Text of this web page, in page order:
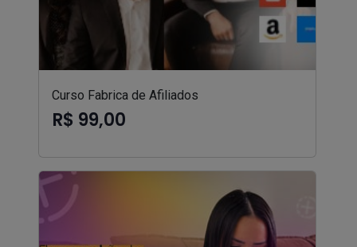
Curso Fabrica de Afiliados
R$ 99,00